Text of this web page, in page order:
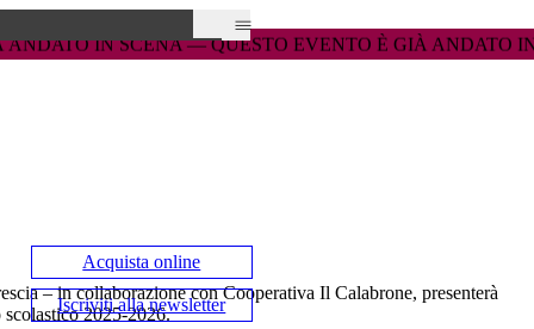
Acquista online
Iscriviti alla newsletter
– in collaborazione con Cooperativa Il Calabrone, presenterà
2025-2026.
— QUESTO EVENTO È GIÀ ANDATO IN SCENA — QUESTO
— QUESTO EVENTO È GIÀ ANDATO IN SCENA — QUESTO